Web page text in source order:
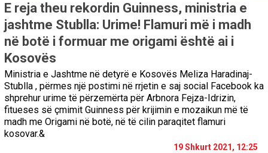
E reja theu rekordin Guinness, ministria e
jashtme Stublla: Urime! Flamuri më i madh
në botë i formuar me origami është ai i
Kosovës
Ministria e Jashtme në detyrë e Kosovës Meliza Haradinaj-
Stublla , përmes një postimi në rrjetin e saj social Facebook ka
shprehur urime të përzemërta për Arbnora Fejza-Idrizin,
fitueses së çmimit Guinness për krijimin e mozaikun më të
madh me Origami në botë, në të cilin paraqitet flamuri
kosovar.&
19 Shkurt 2021, 12:25